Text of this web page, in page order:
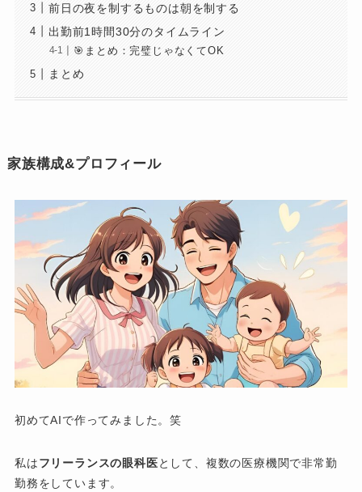
前日の夜を制するものは朝を制する
出勤前1時間30分のタイムライン
🎯まとめ：完璧じゃなくてOK
まとめ
家族構成&プロフィール
初めてAIで作ってみました。笑
私はフリーランスの眼科医として、複数の医療機関で非常勤
勤務をしています。